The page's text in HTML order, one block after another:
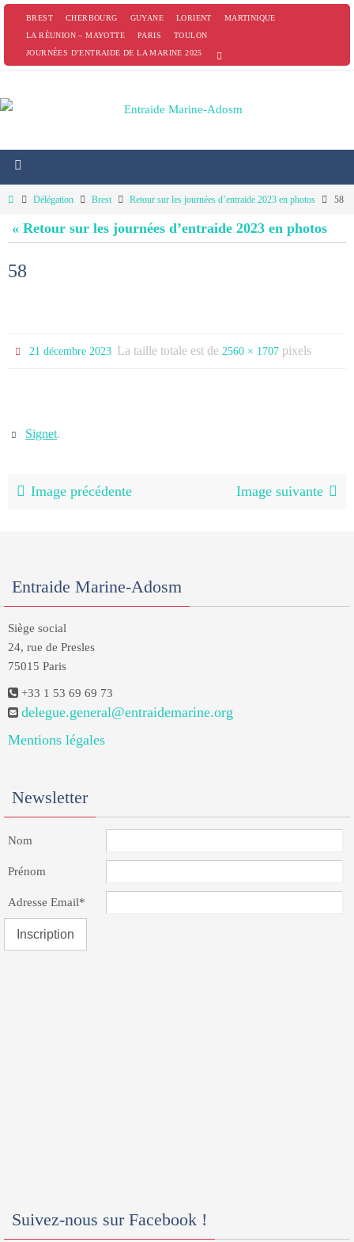
PasserBREST CHERBOURG GUYANE LORIENT
MARTINIQUE
LA RÉUNION – MAYOTTE
PARIS
TOULON
JOURNÉES D’ENTRAIDE DE LA MARINE 2025
HomeDélégation Brest Retour sur les journées d’entraide 2023 en photos 58
« Retour sur les journées d’entraide 2023 en photos
58
21 décembre 2023 La taille totale est de 2560 × 1707 pixels
Signet.
Image précédente Image suivante
Entraide Marine-Adosm
Siège social
24, rue de Presles
75015 Paris
+33 1 53 69 69 73
delegue.general@entraidemarine.org
Mentions légales
Newsletter
Nom
Prénom
Adresse Email*
Suivez-nous sur Facebook !